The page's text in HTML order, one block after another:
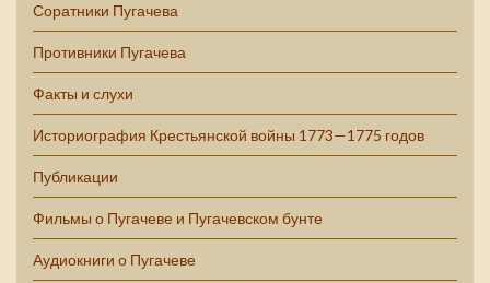
Соратники Пугачева
Противники Пугачева
Факты и слухи
Историография Крестьянской войны 1773—1775 годов
Публикации
Фильмы о Пугачеве и Пугачевском бунте
Аудиокниги о Пугачеве